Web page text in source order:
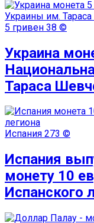
5 гривен 38 ©
Украина
Тараса
Испания 273 ©
Испания
монету 10
Испанского